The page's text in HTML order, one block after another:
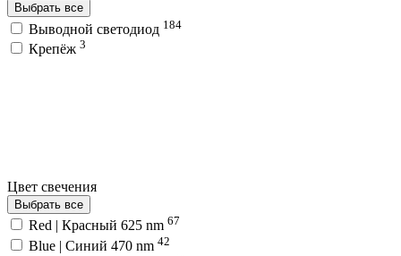
Выбрать все
Выводной светодиод 184
Крепёж 3
Цвет свечения
Выбрать все
Red | Красный 625 nm 67
Blue | Синий 470 nm 42